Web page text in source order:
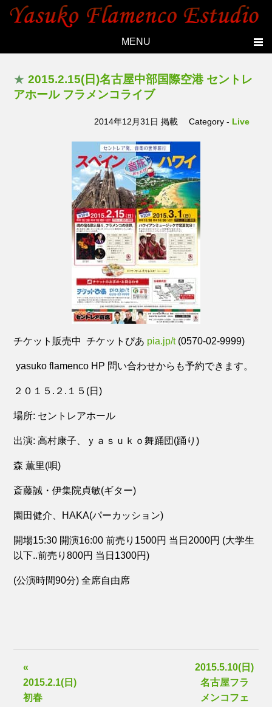
MENU
Topics
★ 2015.2.15(日)名古屋中部国際空港 セントレ
アホール フラメンコライブ
2014年12月31日 掲載 Category - Live
チケット販売中 チケットぴあ pia.jp/t(0570-02-9999)
yasuko flamenco HP 問い合わせからも予約できます。
２０１５.２.１５(日)
場所: セントレアホール
出演: 高村康子、ｙａｓｕｋｏ舞踊団(踊り)
森 薫里(唄)
斎藤誠・伊集院貞敏(ギター)
園田健介、HAKA(パーカッション)
開場15:30 開演16:00 前売り1500円 当日2000円 (大学生
以下..前売り800円 当日1300円)
(公演時間90分) 全席自由席
«
2015.2.1(日)
初春
2015.5.10(日)
名古屋フラ
メンコフェ